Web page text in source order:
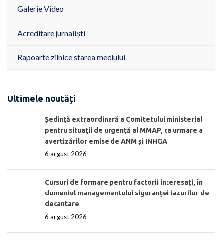
Galerie Video
Acreditare jurnaliști
Rapoarte zilnice starea mediului
Ultimele noutăți
Ședinţă extraordinară a Comitetului ministerial
pentru situaţii de urgenţă al MMAP, ca urmare a
avertizărilor emise de ANM și INHGA
6 august 2026
Cursuri de formare pentru factorii interesați, în
domeniul managementului siguranței iazurilor de
decantare
6 august 2026